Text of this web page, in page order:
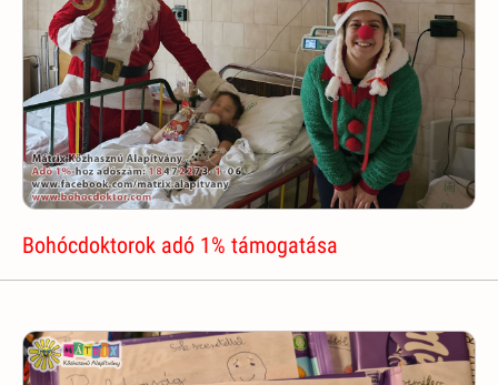
Bohócdoktorok adó 1% támogatása